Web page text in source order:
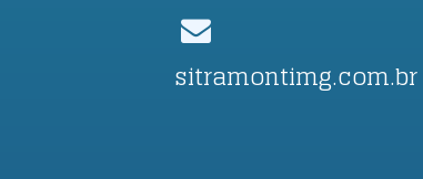
sitramontimg.com.br